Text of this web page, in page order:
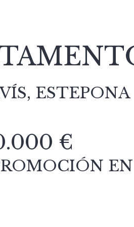
ESTEPONA
€